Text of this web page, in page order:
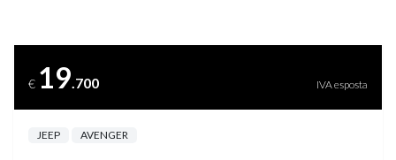
CERCHI "17
COMPUTER DI BORDO
€ 19.700 IVA esposta
JEEP AVENGER